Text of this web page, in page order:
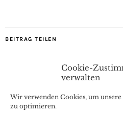
Cookie-
verwalten
Wir verwenden Cookies, um
zu optimieren.
BEITRAG TEILEN